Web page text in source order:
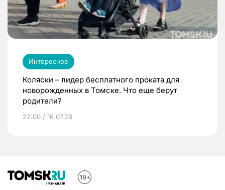
Интересное
Коляски – лидер бесплатного проката для
новорожденных в Томске. Что еще берут
родители?
22:00 / 16.07.26